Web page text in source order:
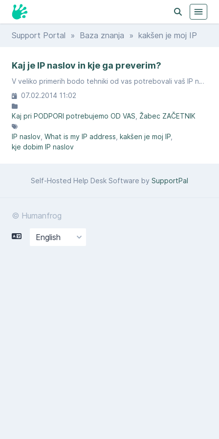
Support Portal » Baza znanja » kakšen je moj IP
Kaj je IP naslov in kje ga preverim?
V veliko primerih bodo tehniki od vas potrebovali vaš IP naslov. Kje ga dobite?
07.02.2014 11:02
Kaj pri PODPORI potrebujemo OD VAS Žabec ZAČETNIK
IP naslov What is my IP address kakšen je moj IP
kje dobim IP naslov
Self-Hosted Help Desk Software by SupportPal
© Humanfrog